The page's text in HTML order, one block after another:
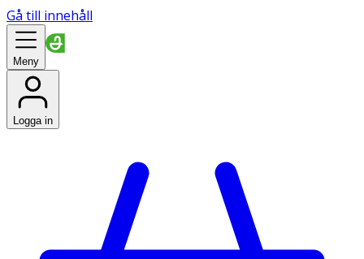
Gå till innehåll
Meny
Logga in